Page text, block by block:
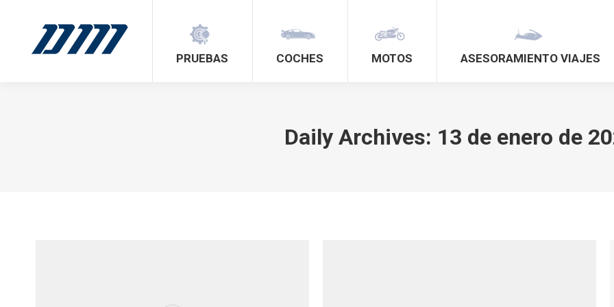
PRUEBAS COCHES MOTOS ASESORAMIENTO VIAJES
Daily Archives: 13 de enero de